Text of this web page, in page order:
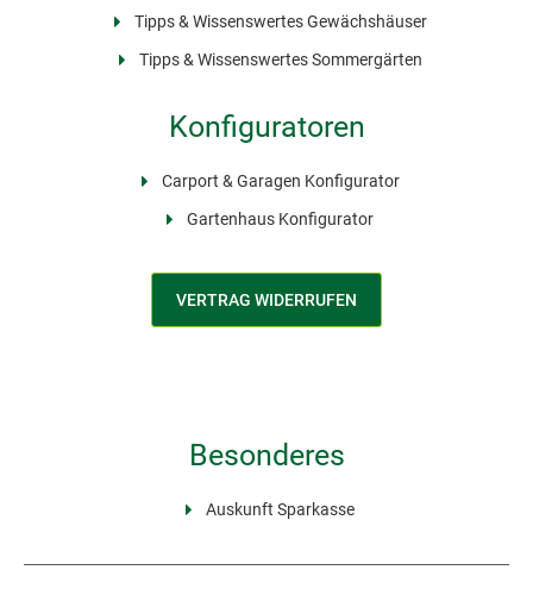
Tipps & Wissenswertes Gewächshäuser
Tipps & Wissenswertes Sommergärten
Konfiguratoren
Carport & Garagen Konfigurator
Gartenhaus Konfigurator
VERTRAG WIDERRUFEN
Besonderes
Auskunft Sparkasse